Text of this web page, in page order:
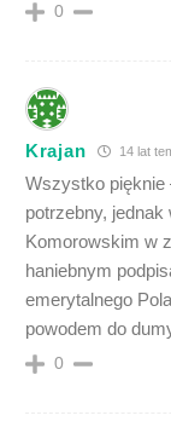
0
Krajan 14 lat
Wszystko pięknie
potrzebny,
Komorowskim w
haniebnym
emerytalnego
powodem do
0